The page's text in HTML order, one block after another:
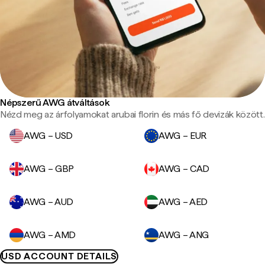
Népszerű AWG átváltások
Nézd meg az árfolyamokat arubai florin és más fő devizák között.
AWG – USD
AWG – EUR
AWG – GBP AWG – CAD
AWG – AUD AWG – AED
AWG – AMD
AWG – ANG
USD ACCOUNT DETAILS